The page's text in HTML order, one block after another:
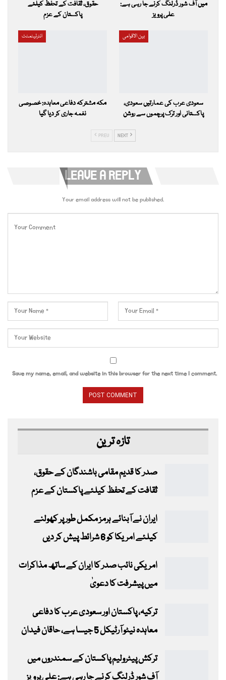
حقوق، ثقافت کے تحفظ کیلئے
پاکستان کے عزم
میں آف شور ڈرلنگ کرنے جا رہی ہے:
علی پرویز
انٹرٹینمنٹ
مکہ مشترکہ دفاعی معاہدہ: خصوصی
نغمہ جاری کر دیا گیا
بین الاقوامی
سعودی عرب کی عمارتیں سعودی،
پاکستانی اور ترک پرچموں سے روشن
PREV NEXT
LEAVE A REPLY
Your email address will not be published.
Save my name, email, and website in this browser for the next time I comment.
تازہ ترین
صدر کا قدیم مقامی باشندگان کے حقوق،
ثقافت کے تحفظ کیلئے پاکستان کے عزم
ایران نے آبنائے ہرمز مکمل طور پر کھولنے
کیلئے امریکا کو 6 شرائط پیش کر دیں
امریکی نائب صدر کا ایران کے ساتھ مذاکرات
میں پیشرفت کا دعویٰ
ترکیہ، پاکستان اور سعودی عرب کا دفاعی
معاہدہ نیٹو آرٹیکل 5 جیسا ہے، حاقان فیدان
ترکش پیٹرولیم پاکستان کے سمندروں میں